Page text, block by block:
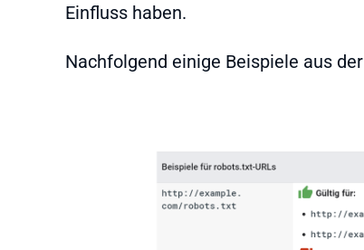
Einfluss haben.
Nachfolgend einige Beispiele aus der